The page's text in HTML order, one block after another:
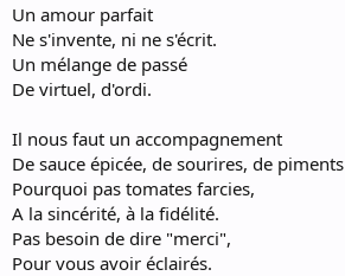
Un amour parfait
Ne s'invente, ni ne s'écrit.
Un mélange de passé
De virtuel, d'ordi.
Il nous faut un accompagnement
De sauce épicée, de sourires, de piments
Pourquoi pas tomates farcies,
A la sincérité, à la fidélité.
Pas besoin de dire "merci",
Pour vous avoir éclairés.